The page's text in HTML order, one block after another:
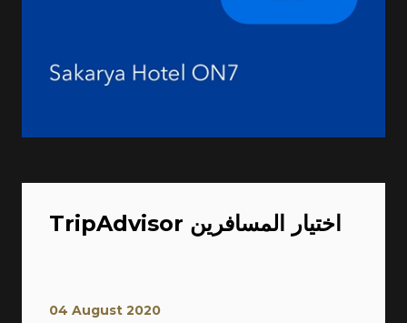
TripAdvisor اختيار المسافرين
04 August 2020